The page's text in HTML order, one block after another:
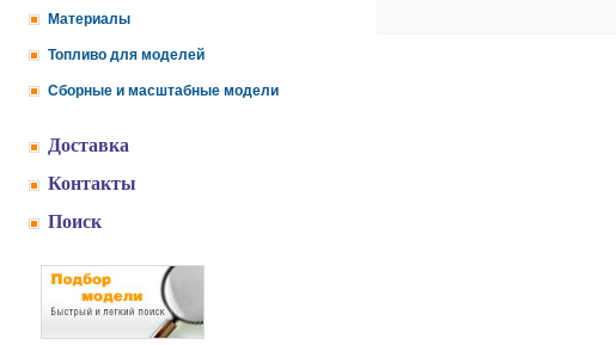
Материалы
Топливо для моделей
Сборные и масштабные модели
Доставка
Контакты
Поиск